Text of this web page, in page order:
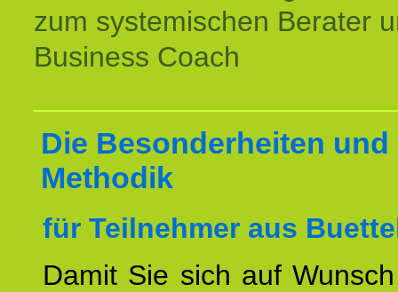
zum systemischen Berater
Business Coach
Die Besonderheiten und
Methodik
für Teilnehmer aus
Damit Sie sich auf